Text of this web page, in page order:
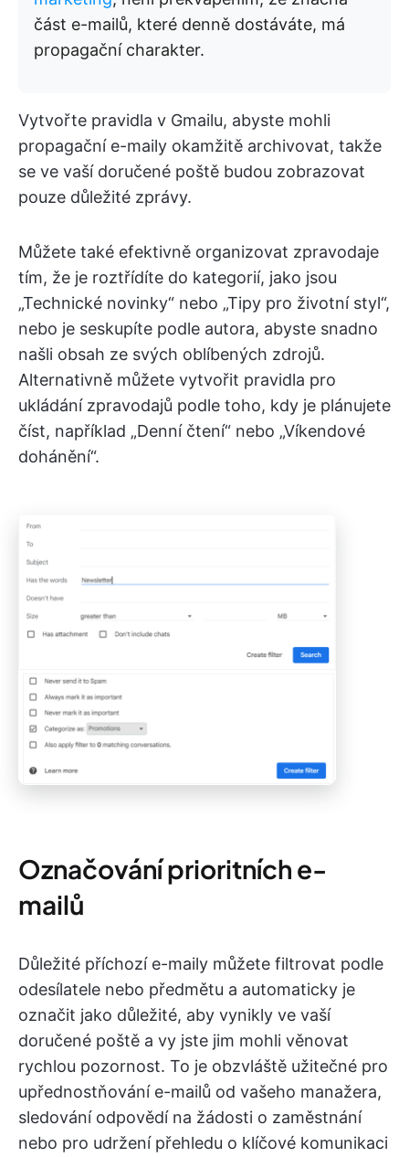
část e-mailů, které denně dostáváte, má
propagační charakter.
Vytvořte pravidla v Gmailu, abyste mohli
propagační e-maily okamžitě archivovat, takže
se ve vaší doručené poště budou zobrazovat
pouze důležité zprávy.
Můžete také efektivně organizovat zpravodaje
tím, že je roztřídíte do kategorií, jako jsou
„Technické novinky“ nebo „Tipy pro životní styl“,
nebo je seskupíte podle autora, abyste snadno
našli obsah ze svých oblíbených zdrojů.
Alternativně můžete vytvořit pravidla pro
ukládání zpravodajů podle toho, kdy je plánujete
číst, například „Denní čtení“ nebo „Víkendové
dohánění“.
Označování prioritních e-
mailů
Důležité příchozí e-maily můžete filtrovat podle
odesílatele nebo předmětu a automaticky je
označit jako důležité, aby vynikly ve vaší
doručené poště a vy jste jim mohli věnovat
rychlou pozornost. To je obzvláště užitečné pro
upřednostňování e-mailů od vašeho manažera,
sledování odpovědí na žádosti o zaměstnání
nebo pro udržení přehledu o klíčové komunikaci